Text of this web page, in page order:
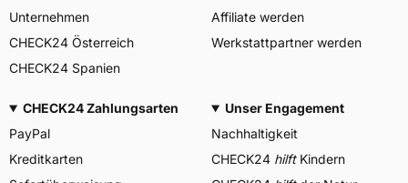
Unternehmen
CHECK24 Österreich
CHECK24 Spanien
Affiliate werden
Werkstattpartner werden
CHECK24 Zahlungsarten
PayPal
Kreditkarten
Unser Engagement
Nachhaltigkeit
CHECK24 hilftKindern